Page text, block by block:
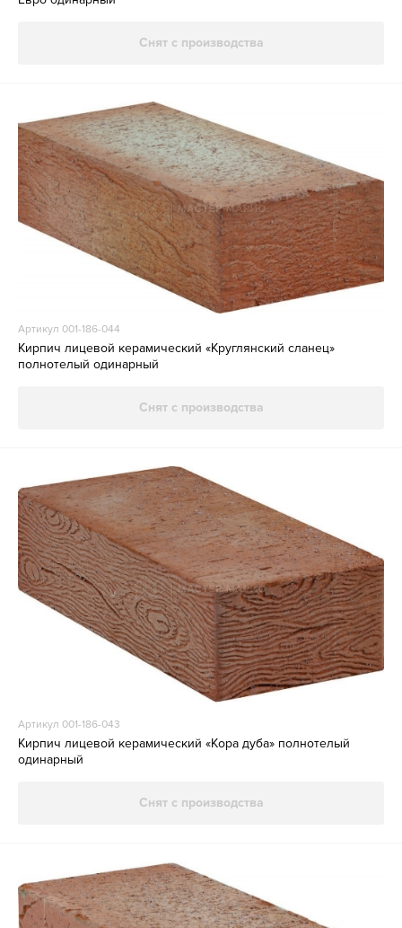
Снят с производства
Артикул 001-186-044
Кирпич лицевой керамический «Круглянский сланец»
полнотелый одинарный
Снят с производства
Артикул 001-186-043
Кирпич лицевой керамический «Кора дуба» полнотелый
одинарный
Снят с производства